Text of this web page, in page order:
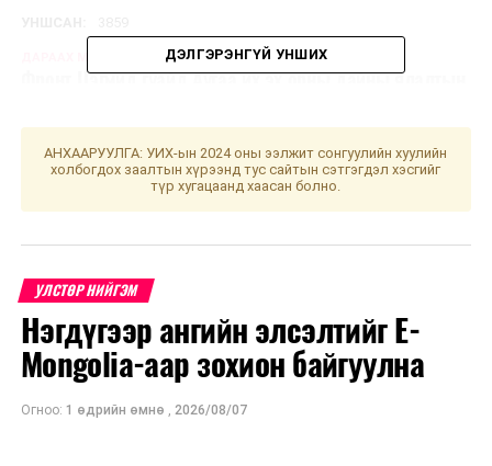
Фронт Цэгмид гуайд Аугаа их эх орны дайны ялалтын
Гадаадад байгаа монголчуудад зориулан "Шуурхай
119" аппликэйшнийг хэрэглээнд нэвтрүүллээ
ДЭЛГЭРЭНГҮЙ УНШИХ
АНХААРУУЛГА: УИХ-ын 2024 оны ээлжит сонгуулийн хуулийн
холбогдох заалтын хүрээнд тус сайтын сэтгэгдэл хэсгийг
түр хугацаанд хаасан болно.
УЛСТӨР НИЙГЭМ
Нэгдүгээр ангийн элсэлтийг E-
Mongolia-аар зохион байгуулна
Огноо: 1 өдрийн өмнө , 2026/08/07